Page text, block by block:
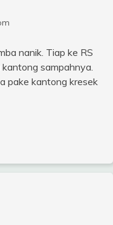
nanik. Tiap ke RS
sampahnya.
pake kantong kresek